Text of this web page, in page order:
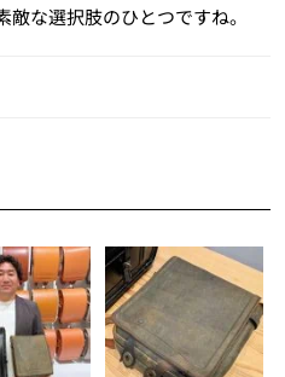
な選択肢のひとつですね。